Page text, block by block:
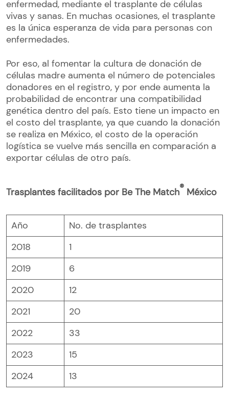
enfermedad, mediante el trasplante de células
vivas y sanas. En muchas ocasiones, el trasplante
es la única esperanza de vida para personas con
enfermedades.
Por eso, al fomentar la cultura de donación de
células madre aumenta el número de potenciales
donadores en el registro, y por ende aumenta la
probabilidad de encontrar una compatibilidad
genética dentro del país. Esto tiene un impacto en
el costo del trasplante, ya que cuando la donación
se realiza en México, el costo de la operación
logística se vuelve más sencilla en comparación a
exportar células de otro país.
Trasplantes facilitados por Be The Match® México
Año
No. de trasplantes
2018
1
2019
6
2020
12
2021
20
2022
33
2023
15
2024
13